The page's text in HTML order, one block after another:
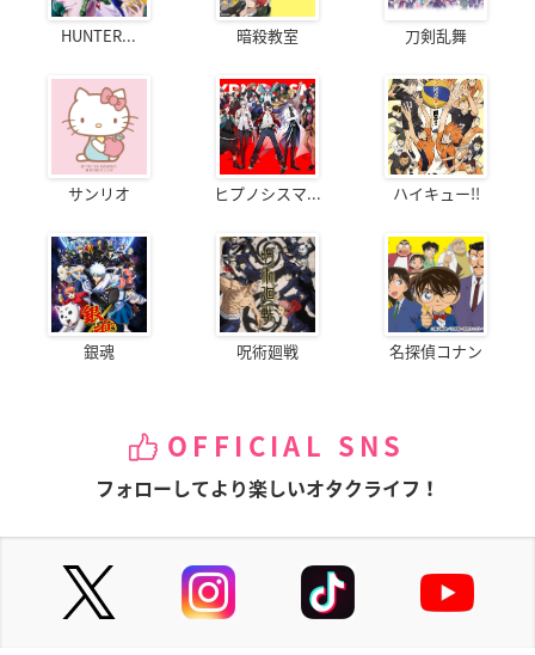
HUNTER... 暗殺教室 刀剣乱舞
サンリオ ヒプノシスマ... ハイキュー!!
銀魂 呪術廻戦 名探偵コナン
OFFICIAL SNS
フォローしてより楽しいオタクライフ！